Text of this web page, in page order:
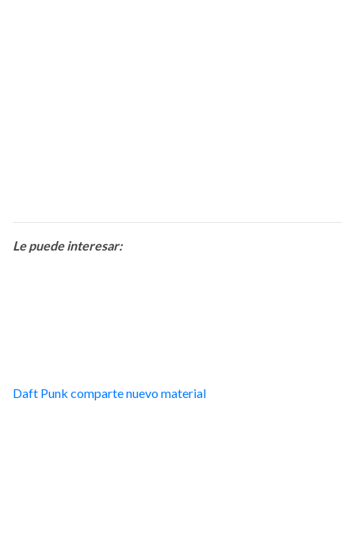
Le puede interesar:
Daft Punk comparte nuevo material